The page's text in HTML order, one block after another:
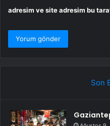
adresim ve site adresim bu
Son